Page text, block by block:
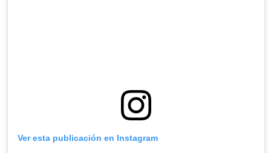
Ver esta publicación en Instagram